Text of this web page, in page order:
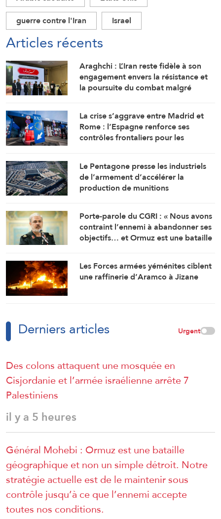
guerre contre l'Iran
Israel
Articles récents
Araghchi : L’Iran reste fidèle à son
engagement envers la résistance et
la poursuite du combat malgré
La crise s’aggrave entre Madrid et
Rome : l’Espagne renforce ses
contrôles frontaliers pour les
Le Pentagone presse les industriels
de l’armement d’accélérer la
production de munitions
Porte-parole du CGRI : « Nous avons
contraint l’ennemi à abandonner ses
objectifs… et Ormuz est une bataille
Les Forces armées yéménites ciblent
une raffinerie d’Aramco à Jizane
Derniers articles Urgent
Des colons attaquent une mosquée en
Cisjordanie et l’armée israélienne arrête 7
Palestiniens
il y a 5 heures
Général Mohebi : Ormuz est une bataille
géographique et non un simple détroit. Notre
stratégie actuelle est de le maintenir sous
contrôle jusqu’à ce que l’ennemi accepte
toutes nos conditions.